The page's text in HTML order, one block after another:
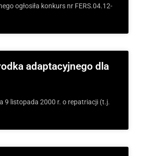
ogłosiła konkurs nr FERS.04.12-
adaptacyjnego dla
9 listopada 2000 r. o repatriacji (t.j.